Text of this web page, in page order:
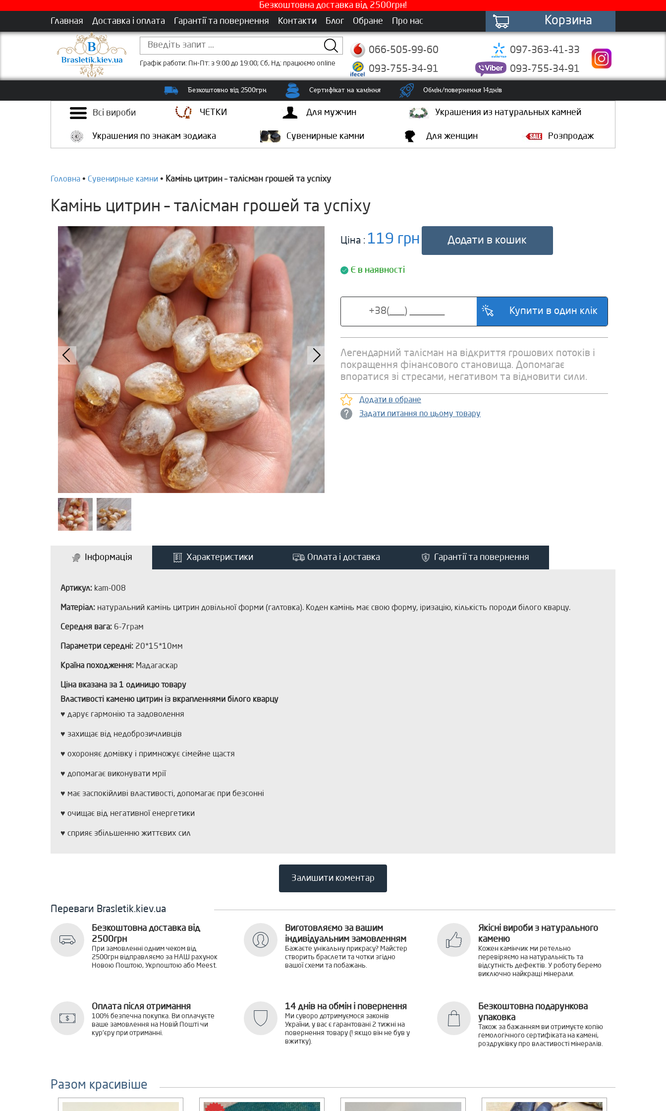
Безкоштовна доставка від 2500грн!
Главная
Доставка і оплата Гарантії та повернення Контакти Блог Обране Про нас Корзина
Графік работи: Пн-Пт: з 9:00 до 19:00; Сб, Нд: працюємо online
066-505-99-60
097-363-41-33
093-755-34-91
093-755-34-91
Безкоштовно від 2500грн Сертифікат на каміння Обмін/повернення 14днів
Всі вироби ЧЕТКИ Для мужчин Украшения из натуральных камней
Украшения по знакам зодиака Сувенирные камни Для женщин Розпродаж
Головна • Сувенирные камни • Камінь цитрин – талісман грошей та успіху
Камінь цитрин – талісман грошей та успіху
Ціна : 119 грн Додати в кошик
Є в наявності
Легендарний талісман на відкриття грошових потоків і
покращення фінансового становища. Допомагає
впоратися зі стресами, негативом та відновити сили.
Додати в обране
Задати питання по цьому товару
Інформація Характеристики Оплата і доставка Гарантії та повернення
Артикул: kam-008
Матеріал: натуральний камінь цитрин довільної форми (галтовка). Коден камінь має свою форму, іризацію, кількість породи білого кварцу.
Середня вага: 6-7грам
Параметри середні: 20*15*10мм
Країна походження: Мадагаскар
Ціна вказана за 1 одиницю товару
Властивості каменю цитрин із вкрапленнями білого кварцу
♥ дарує гармонію та задоволення
♥ захищає від недоброзичливців
♥ охороняє домівку і примножує сімейне щастя
♥ допомагає виконувати мрії
♥ має заспокійливі властивості, допомагає при безсонні
♥ очищає від негативної енергетики
♥ сприяє збільшенню життєвих сил
Залишити коментар
Переваги Brasletik.kiev.ua
Безкоштовна доставка від
2500грн
При замовленні одним чеком від
2500грн відправляємо за НАШ рахунок
Новою Поштою, Укрпоштою або Meest.
Виготовляємо за вашим
індивідуальним замовленням
Бажаєте унікальну прикрасу? Майстер
створить браслети та чотки згідно
вашої схеми та побажань.
Якісні вироби з натурального
каменю
Кожен камінчик ми ретельно
перевіряємо на натуральність та
відсутність дефектів. У роботу беремо
виключно найкращі мінерали.
Оплата після отримання
100% безпечна покупка. Ви оплачуєте
ваше замовлення на Новій Пошті чи
кур'єру при отриманні.
14 днів на обмін і повернення
Ми суворо дотримуємося законів
України, у вас є гарантовані 2 тижні на
повернення товару (! якщо він не був у
вжитку).
Безкоштовна подарункова
упаковка
Також за бажанням ви отримуєте копію
гемологічного сертифіката на камені,
роздруківку про властивості мінералів.
Разом красивіше